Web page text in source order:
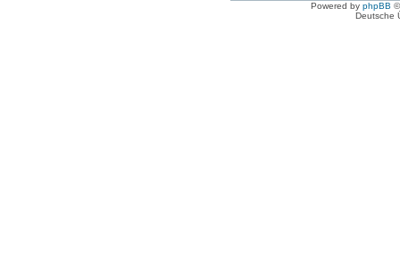
Powered by phpBB
Deutsche